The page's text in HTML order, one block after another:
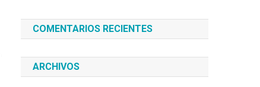
COMENTARIOS RECIENTES
ARCHIVOS